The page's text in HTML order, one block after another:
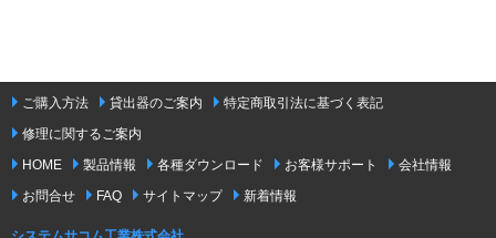
ご購入方法 貸出器のご案内
特定商取引法に基づく表記
修理に関するご案内
HOME
製品情報 各種ダウンロード お客様サポート
会社情報
お問合せ
FAQ サイトマップ 新着情報